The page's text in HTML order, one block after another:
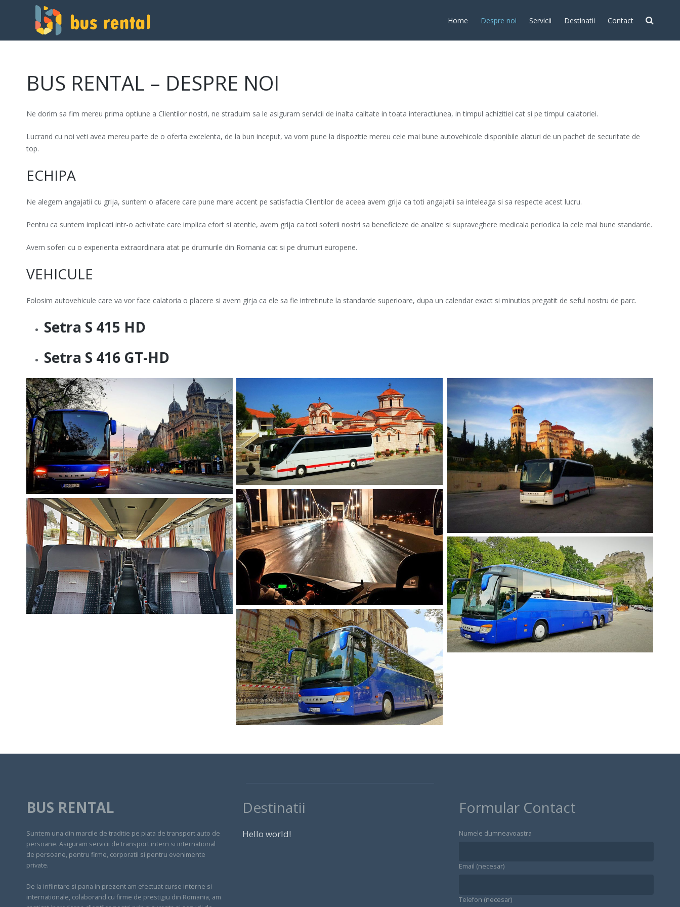
Home Despre noi Servicii Destinatii Contact
BUS RENTAL – DESPRE NOI
Ne dorim sa fim mereu prima optiune a Clientilor nostri, ne straduim sa le asiguram servicii de inalta calitate in toata interactiunea, in timpul achizitiei cat si pe timpul calatoriei.
Lucrand cu noi veti avea mereu parte de o oferta excelenta, de la bun inceput, va vom pune la dispozitie mereu cele mai bune autovehicole disponibile alaturi de un pachet de securitate de
top.
ECHIPA
Ne alegem angajatii cu grija, suntem o afacere care pune mare accent pe satisfactia Clientilor de aceea avem grija ca toti angajatii sa inteleaga si sa respecte acest lucru.
Pentru ca suntem implicati intr-o activitate care implica efort si atentie, avem grija ca toti soferii nostri sa beneficieze de analize si supraveghere medicala periodica la cele mai bune standarde.
Avem soferi cu o experienta extraordinara atat pe drumurile din Romania cat si pe drumuri europene.
VEHICULE
Folosim autovehicule care va vor face calatoria o placere si avem girja ca ele sa fie intretinute la standarde superioare, dupa un calendar exact si minutios pregatit de seful nostru de parc.
Setra S 415 HD
Setra S 416 GT-HD
BUS RENTAL
Suntem una din marcile de traditie pe piata de transport auto de
persoane. Asiguram servicii de transport intern si international
de persoane, pentru firme, corporatii si pentru evenimente
private.
De la infiintare si pana in prezent am efectuat curse interne si
internationale, colaborand cu firme de prestigiu din Romania, am
Destinatii
Hello world!
Formular Contact
Numele dumneavoastra
Email (necesar)
Telefon (necesar)